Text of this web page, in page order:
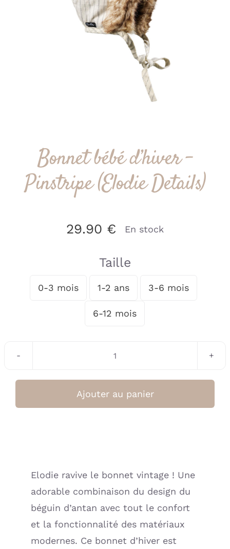
Bonnet bébé d’hiver –
Pinstripe (Elodie Details)
29.90 € En stock
Taille
0-3 mois 1-2 ans 3-6 mois
6-12 mois
quantité
Bonnet
Details)
Ajouter au panier
Elodie ravive le bonnet vintage ! Une
adorable combinaison du design du
béguin d’antan avec tout le confort
et la fonctionnalité des matériaux
modernes. Ce bonnet d’hiver est